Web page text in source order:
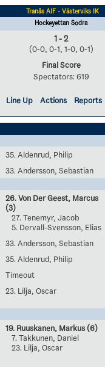
Tranås AIF - Västerviks IK
Hockeyettan Södra
1 - 2
(0-0, 0-1, 1-0, 0-1)
Final Score
Spectators: 619
Line Up
Actions
Reports
35. Aldenrud, Philip
33. Andersson, Sebastian
26. Von Der Geest, Marcus
(3)
27. Tenemyr, Jacob
5. Dervall-Svensson, Elias
33. Andersson, Sebastian
35. Aldenrud, Philip
Timeout
23. Lilja, Oscar
19. Ruuskanen, Markus (6)
7. Takkunen, Daniel
23. Lilja, Oscar